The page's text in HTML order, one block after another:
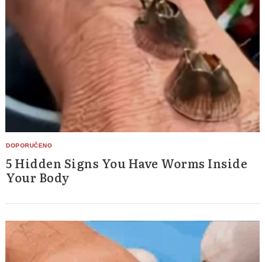
5 Hidden Signs You Have Worms Inside
Your Body